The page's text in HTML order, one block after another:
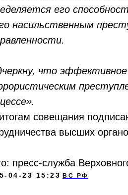
его
насильственным
что
совещания
высших
пресс-служба
04-23 15:23 ВС РФ